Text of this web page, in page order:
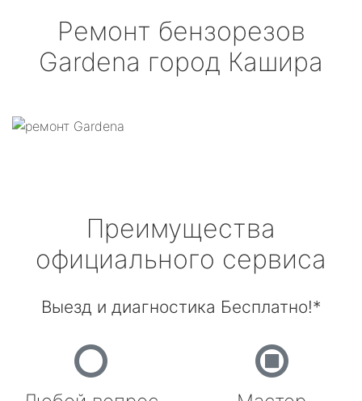
Ремонт бензорезов
Gardena город Кашира
Преимущества
официального сервиса
Выезд и диагностика Бесплатно!*